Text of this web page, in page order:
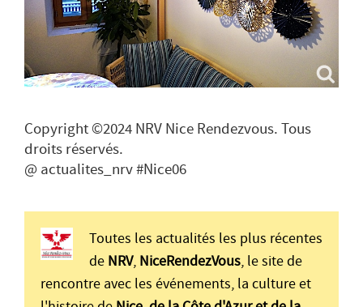
Copyright ©2024 NRV Nice Rendezvous. Tous
droits réservés.
@ actualites_nrv #Nice06
Toutes les actualités les plus récentes
de NRV, NiceRendezVous, le site de
rencontre avec les événements, la culture et